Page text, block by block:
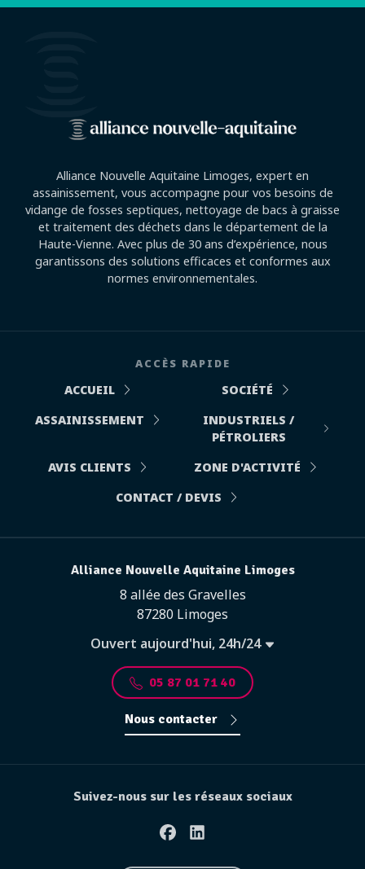
Alliance Nouvelle Aquitaine Limoges, expert en
assainissement, vous accompagne pour vos besoins de
vidange de fosses septiques, nettoyage de bacs à graisse
et traitement des déchets dans le département de la
Haute-Vienne. Avec plus de 30 ans d’expérience, nous
garantissons des solutions efficaces et conformes aux
normes environnementales.
ACCÈS RAPIDE
ACCUEIL
SOCIÉTÉ
ASSAINISSEMENT
INDUSTRIELS /
PÉTROLIERS
AVIS CLIENTS
ZONE D'ACTIVITÉ
CONTACT / DEVIS
Alliance Nouvelle Aquitaine Limoges
8 allée des Gravelles
87280 Limoges
Ouvert aujourd'hui, 24h/24
05 87 01 71 40
Nous contacter
Suivez-nous sur les réseaux sociaux
FacebookLinkedin